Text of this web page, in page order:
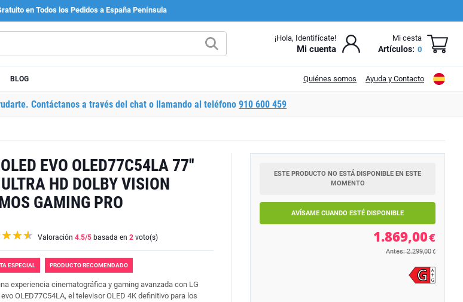
en Todos los Pedidos a España Península
¡Hola, Identifícate!
Mi cuenta
Mi cesta
Artículos: 0
BLOG Quiénes somos Ayuda y Contacto
Contáctanos a través del chat o llamando al teléfono 910 600 459
EVO OLED77C54LA 77''
HD DOLBY VISION
GAMING PRO
Valoración 4.5/5 basada en 2 voto(s)
ESPECIAL PRODUCTO RECOMENDADO
experiencia cinematográfica y gaming avanzada con LG
evo OLED77C54LA, el televisor OLED 4K definitivo para los
ESTE PRODUCTO NO ESTÁ DISPONIBLE EN ESTE
MOMENTO
AVÍSAME CUANDO ESTÉ DISPONIBLE
1.869,00€
Antes: 2.299,00 €